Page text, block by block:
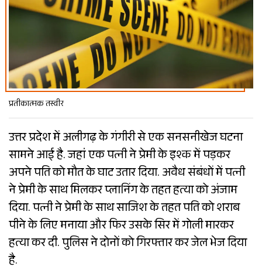
प्रतीकात्मक तस्वीर
उत्तर प्रदेश में अलीगढ़ के गंगीरी से एक सनसनीखेज घटना
सामने आई है. जहां एक पत्नी ने प्रेमी के इश्क में पड़कर
अपने पति को मौत के घाट उतार दिया. अवैध संबंधों में पत्नी
ने प्रेमी के साथ मिलकर प्लानिंग के तहत हत्या को अंजाम
दिया. पत्नी ने प्रेमी के साथ साजिश के तहत पति को शराब
पीने के लिए मनाया और फिर उसके सिर में गोली मारकर
हत्या कर दी. पुलिस ने दोनों को गिरफ्तार कर जेल भेज दिया
है.